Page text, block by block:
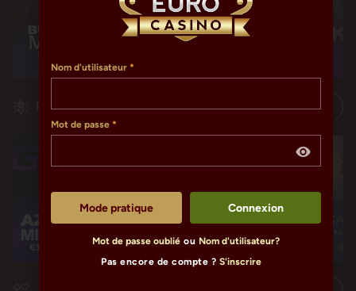
Progressifs
€1,589,505.69 €119,226.09 €119,226.09
Nom d'utilisateur
Mot de passe
Mode pratique Connexion
Mot de passe oublié ou Nom d'utilisateur?
Pas encore de compte ? S'inscrire